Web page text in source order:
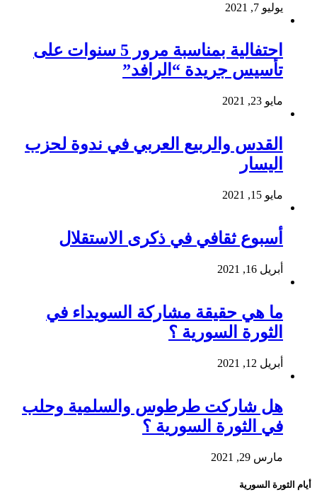
يوليو 7, 2021
احتفالية بمناسبة مرور 5 سنوات على
تأسيس جريدة “الرافد”
مايو 23, 2021
القدس والربيع العربي في ندوة لحزب
اليسار
مايو 15, 2021
أسبوع ثقافي في ذكرى الاستقلال
أبريل 16, 2021
ما هي حقيقة مشاركة السويداء في
الثورة السورية ؟
أبريل 12, 2021
هل شاركت طرطوس والسلمية وحلب
في الثورة السورية ؟
مارس 29, 2021
أيام الثورة السورية